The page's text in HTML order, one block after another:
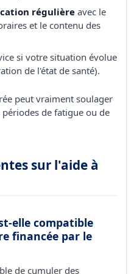
régulière avec le
et le contenu des
si votre situation évolue
de l'état de santé).
peut vraiment soulager
de fatigue ou de
sur l'aide à
elle compatible
financée par le
de cumuler des